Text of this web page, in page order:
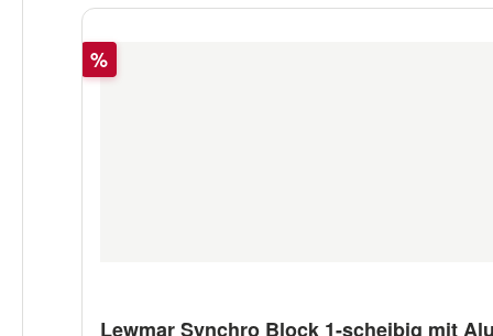
Rabatt
%
Lewmar Synchro Block 1-scheibig mit